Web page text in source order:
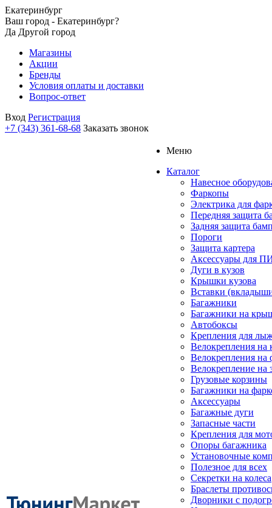
Екатеринбург
Ваш город - Екатеринбург?
Да Другой город
Магазины
Акции
Бренды
Условия оплаты и доставки
Вопрос-ответ
Вход Регистрация
+7 (343) 361-68-68 Заказать звонок
Меню
Каталог
Навесное
Фаркопы
Электрика для
Передняя защита
Задняя защита
Пороги
Защита картера
Аксессуары для
Дуги в кузов
Крышки кузова
Вставки
Багажники
Багажники на
Автобоксы
Крепления для
Велокрепления
Велокрепления на
Велокрепление на
Грузовые корзины
Багажники на
Аксессуары
Багажные дуги
Запасные части
Крепления для
Опоры багажника
Установочные
Полезное для всех
Секретки на колеса
Браслеты
Дворники с